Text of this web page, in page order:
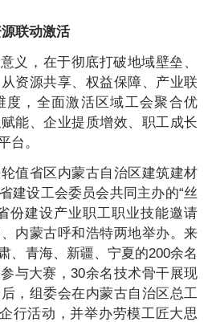
联动激活
义，在于彻底打破地域壁垒、
资源共享、权益保障、产业联
度，全面激活区域工会聚合优
能、企业提质增效、职工成长
台。
值省区内蒙古自治区建筑建材
建设工会委员会共同主办的“丝
份建设产业职工职业技能邀请
内蒙古呼和浩特两地举办。来
、青海、新疆、宁夏的200余名
与大赛，30余名技术骨干展现
，组委会在内蒙古自治区总工
行活动，并举办劳模工匠大思